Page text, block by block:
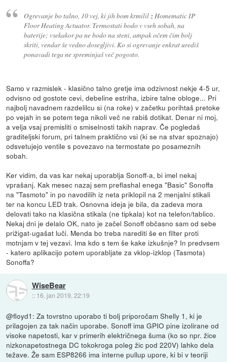
Ogrevanje bo talno, 10 vej, ki jih bom krmilil z Homematic IP
Floor Heating Actuator. Termostati bodo v vseh sobah, na
baterije; vsekakor pa ne bodo na steni, ampak očem čim bolj
skriti, vendar še vedno dosegljivi. Ko si ogrevanje enkrat urediš
ponavadi tega ne spreminjaš več pogosto.
Samo v razmislek - klasično talno gretje ima odzivnost nekje 4-5 ur,
odvisno od gostote cevi, debeline estriha, izbire talne obloge... Pri
najbolj navadnem razdelilcu si (na roke) v začetku porihtaš pretoke
po vejah in se potem tega nikoli več ne rabiš dotikat. Denar ni moj,
a velja vsaj premisliti o smiselnosti takih naprav. Če pogledaš
graditeljski forum, pri talnem praktično vsi (ki se na stvar spoznajo)
odsvetujejo ventile s povezavo na termostate po posameznih
sobah.
Ker vidim, da vas kar nekaj uporablja Sonoff-a, bi imel nekaj
vprašanj. Kak mesec nazaj sem preflashal enega "Basic" Sonoffa
na "Tasmoto" in po navodilih iz neta priklopil na 2 menjalni stikali
ter na koncu LED trak. Osnovna ideja je bila, da zadeva mora
delovati tako na klasična stikala (ne tipkala) kot na telefon/tablico.
Nekaj dni je delalo OK, nato je začel Sonoff občasno sam od sebe
prižigat-ugašat luči. Menda bo treba narediti še en filter proti
motnjam v tej vezavi. Ima kdo s tem še kake izkušnje? In predvsem
- katero aplikacijo potem uporabljate za vklop-izklop (Tasmota)
Sonoffa?
WiseBear
:: 16. jan 2019, 22:19
@floyd1: Za tovrstno uporabo ti bolj priporočam Shelly 1, ki je
prilagojen za tak način uporabe. Sonoff ima GPIO pine izolirane od
visoke napetosti, kar v primerih električnega šuma (ko so npr. žice
nizkonapetostnega DC tokokroga poleg žic pod 220V) lahko dela
težave. Že sam ESP8266 ima interne pullup upore, ki bi v teoriji